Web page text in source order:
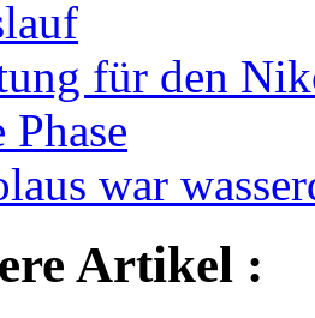
für den
war
Artikel :